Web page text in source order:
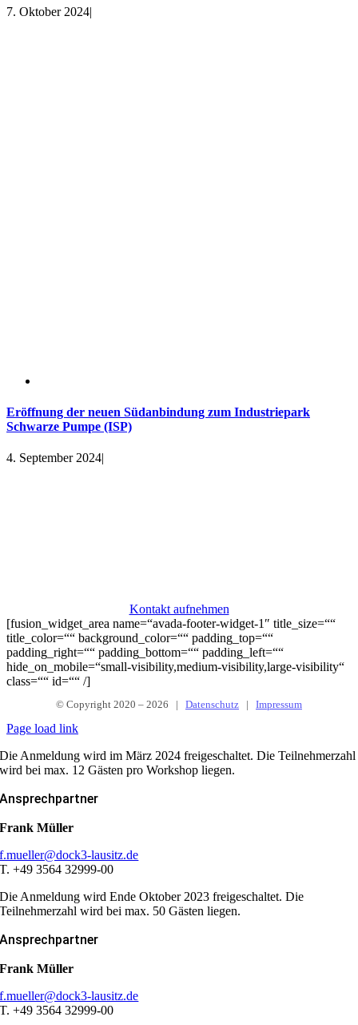
7. Oktober 2024|
Eröffnung der neuen Südanbindung zum Industriepark
Schwarze Pumpe (ISP)
4. September 2024|
Kontakt aufnehmen
[fusion_widget_area name=“avada-footer-widget-1″ title_size=““
title_color=““ background_color=““ padding_top=““
padding_right=““ padding_bottom=““ padding_left=““
hide_on_mobile=“small-visibility,medium-visibility,large-visibility“
class=““ id=““ /]
© Copyright 2020 – 2026 | Datenschutz | Impressum
Page load link
Die Anmeldung wird im März 2024 freigeschaltet. Die Teilnehmerzahl
wird bei max. 12 Gästen pro Workshop liegen.
Ansprechpartner
Frank Müller
f.mueller@dock3-lausitz.de
T. +49 3564 32999-00
Die Anmeldung wird Ende Oktober 2023 freigeschaltet. Die
Teilnehmerzahl wird bei max. 50 Gästen liegen.
Ansprechpartner
Frank Müller
f.mueller@dock3-lausitz.de
T. +49 3564 32999-00